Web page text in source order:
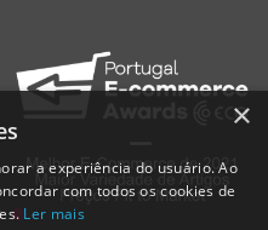
×
a experiência do usuário. Ao
com todos os cookies de
Ler mais